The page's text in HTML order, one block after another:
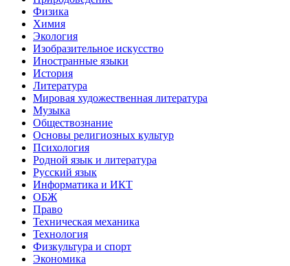
Физика
Химия
Экология
Изобразительное искусство
Иностранные языки
История
Литература
Мировая художественная литература
Музыка
Обществознание
Основы религиозных культур
Психология
Родной язык и литература
Русский язык
Информатика и ИКТ
ОБЖ
Право
Техническая механика
Технология
Физкультура и спорт
Экономика